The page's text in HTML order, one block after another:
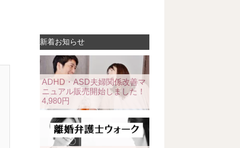
新着お知らせ
ADHD・ASD夫婦関係改善マ
ニュアル販売開始しました！
4,980円